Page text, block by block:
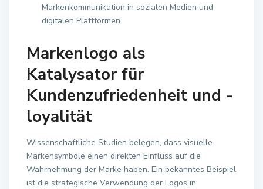
Markenkommunikation in sozialen Medien und
digitalen Plattformen.
Markenlogo als
Katalysator für
Kundenzufriedenheit und -
loyalität
Wissenschaftliche Studien belegen, dass visuelle
Markensymbole einen direkten Einfluss auf die
Wahrnehmung der Marke haben. Ein bekanntes Beispiel
ist die strategische Verwendung der Logos in